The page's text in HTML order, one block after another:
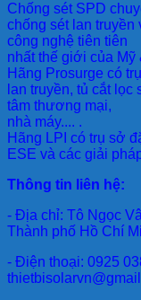
Chống sét SPD
chống sét lan truyền
công nghệ tiên tiên
nhất thế giới của Mỹ
Hãng Prosurge có
lan truyền, tủ cắt
tâm thương mại,
nhà máy.... .
Hãng LPI có trụ sở
ESE và các giải
Thông tin liên hệ:
- Địa chỉ: Tô Ngọc
Thành phố Hồ Chí
- Điện thoại: 0925